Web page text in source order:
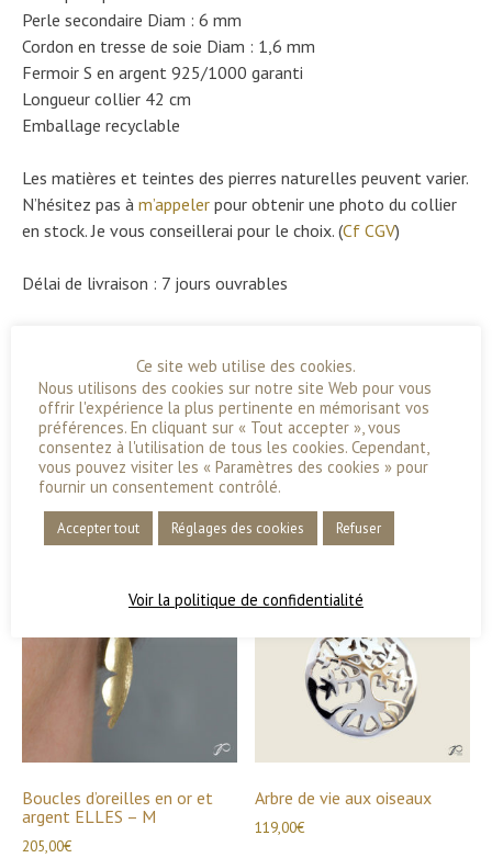
Perle secondaire Diam : 6 mm
Cordon en tresse de soie Diam : 1,6 mm
Fermoir S en argent 925/1000 garanti
Longueur collier 42 cm
Emballage recyclable
Les matières et teintes des pierres naturelles peuvent varier.
N’hésitez pas à m’appeler pour obtenir une photo du collier
en stock. Je vous conseillerai pour le choix. (Cf CGV)
Délai de livraison : 7 jours ouvrables
Pierre fine
quantité
Collier
de
Ajouter au panier
Produits similaires
Boucles d’oreilles en or et
argent ELLES – M
205,00€
Arbre de vie aux oiseaux
119,00€
Ce site web utilise des cookies.
Nous utilisons des cookies sur notre site Web pour vous
offrir l'expérience la plus pertinente en mémorisant vos
préférences. En cliquant sur « Tout accepter », vous
consentez à l'utilisation de tous les cookies. Cependant,
vous pouvez visiter les « Paramètres des cookies » pour
fournir un consentement contrôlé.
Accepter tout Réglages des cookies Refuser
Voir la politique de confidentialité